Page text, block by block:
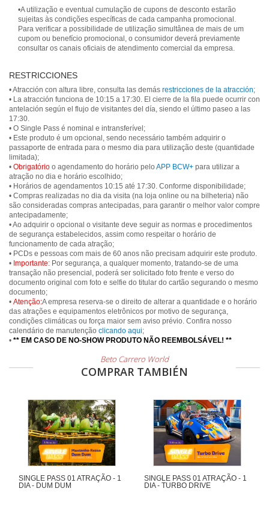
•A utilização e eventual cumulação de cupons de desconto estarão
sujeitas às condições específicas de cada campanha promocional.
Para verificar a possibilidade de utilização simultânea de mais de um
cupom ou benefício promocional, o consumidor deverá previamente
consultar os canais oficiais de atendimento comercial da empresa.
RESTRICCIONES
• Atracción con altura libre, consulta las demás restricciones de la atracción;
• La atracción funciona de 10:15 a 17:30. El cierre de la fila puede ocurrir con
antelación según el flujo de visitantes del día, siendo el último paseo a las
17:30.
• O Single Pass é nominal e intransferível;
• Este produto é um opcional, sendo necessário também adquirir o
passaporte de entrada para o mesmo dia para utilização deste (quantidade
limitada);
• Obrigatório o agendamento do horário pelo APP BCW+ para utilizar a
atração no dia e horário escolhido;
• Horários de agendamentos 10:15 até 17:30. Conforme disponibilidade;
• Compras realizadas no dia da visita (na loja online ou na bilheteria) não
são consideradas compras antecipadas, para garantir o melhor valor compre
antecipadamente;
• Ao adquirir o opcional o visitante deve seguir as normas e procedimentos
de segurança estabelecidos, assim como respeitar o horário de
funcionamento de cada atração;
• PCDs e pessoas com mais de 60 anos não precisam adquirir este produto.
• Importante: Por segurança, a qualquer momento, tratando-se de uma
transação não presencial, poderá ser solicitado foto frente e verso do
documento original com foto e selfie do titular do cartão segurando o mesmo
documento;
• Atenção:A empresa reserva-se o direito de alterar a quantidade e o horário
das atrações e equipamentos eletrônicos por motivo de segurança,
condições climáticas ou força maior sem aviso prévio. Confira nosso
calendário de manutenção clicando aqui;
• ** EM CASO DE NO-SHOW PRODUTO NÃO REEMBOLSÁVEL! **
Beto Carrero World
COMPRAR TAMBIÉN
SINGLE PASS 01 ATRAÇÃO - 1
DIA - DUM DUM
SINGLE PASS 01 ATRAÇÃO - 1
DIA - TURBO DRIVE